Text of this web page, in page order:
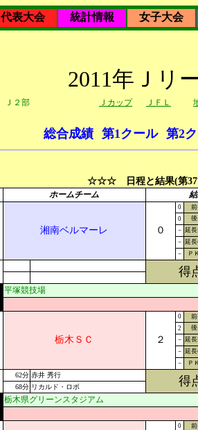
代表大会 統計情報 女子大会
2011年Ｊリ
Ｊ２部 Ｊカップ ＪＦＬ
総合成績 第1クール 第2
☆☆☆ 日程と結果(第
ホームチーム
湘南ベルマーレ ０
0 前
0 後
－ 延
－ 延
－
Ｐ
得
平塚競技場
栃木ＳＣ ２
0 前
2 後
－ 延
－ 延
－
Ｐ
62分 赤井 秀行 得
68分 リカルド・ロボ
栃木県グリーンスタジアム
0 前